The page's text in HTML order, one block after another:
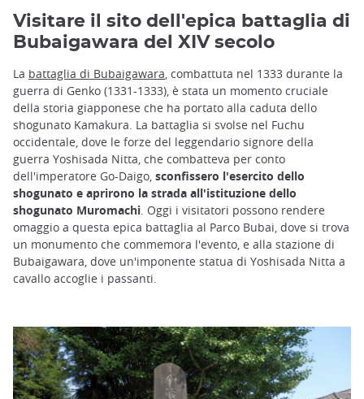
Visitare il sito dell'epica battaglia di
Bubaigawara del XIV secolo
La battaglia di Bubaigawara, combattuta nel 1333 durante la
guerra di Genko (1331-1333), è stata un momento cruciale
della storia giapponese che ha portato alla caduta dello
shogunato Kamakura. La battaglia si svolse nel Fuchu
occidentale, dove le forze del leggendario signore della
guerra Yoshisada Nitta, che combatteva per conto
dell'imperatore Go-Daigo, sconfissero l'esercito dello
shogunato e aprirono la strada all'istituzione dello
shogunato Muromachi. Oggi i visitatori possono rendere
omaggio a questa epica battaglia al Parco Bubai, dove si trova
un monumento che commemora l'evento, e alla stazione di
Bubaigawara, dove un'imponente statua di Yoshisada Nitta a
cavallo accoglie i passanti.